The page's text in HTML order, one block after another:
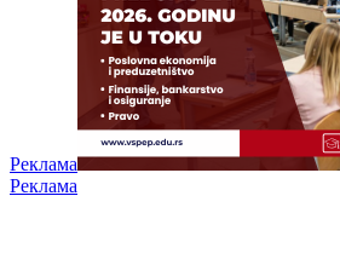
Реклама
Реклама